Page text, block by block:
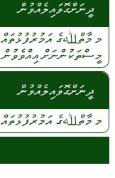
ދީނަށްގޮވައިލެއްވުން
މ މާތްﷲގެއަމުރުފުޅުތައް
މީސްތަކުންނަށްއިއްވެވުން
ދީނަށްގޮވައިލެއްވުން
މމާތްﷲގެއަމުރުފުޅުތައް